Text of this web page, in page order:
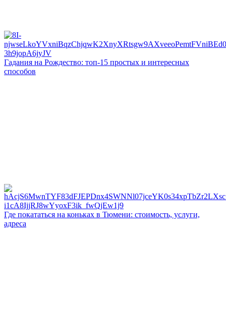
Гадания на Рождество: топ-15 простых и интересных
способов
Где покататься на коньках в Тюмени: стоимость, услуги,
адреса